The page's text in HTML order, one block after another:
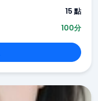
15 點
100分